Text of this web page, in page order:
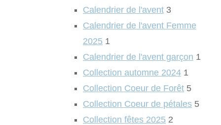
Calendrier de l'avent 3
Calendrier de l'avent Femme
2025 1
Calendrier de l'avent garçon 1
Collection automne 2024 1
Collection Coeur de Forêt 5
Collection Coeur de pétales 5
Collection fêtes 2025 2